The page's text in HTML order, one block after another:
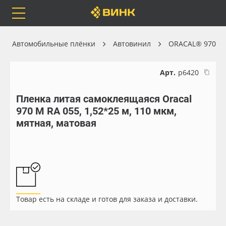
Каталог
Orafol
Оплата
Весь каталог
Рулонные материалы
Чернила
Автомобильные плёнки Автовинил ORACAL® 970
Арт. р6420
Пленка литая самоклеящаяся Oracal
970 M RA 055, 1,52*25 м, 110 мкм,
мятная, матовая
Товар есть на складе и готов для заказа и доставки.